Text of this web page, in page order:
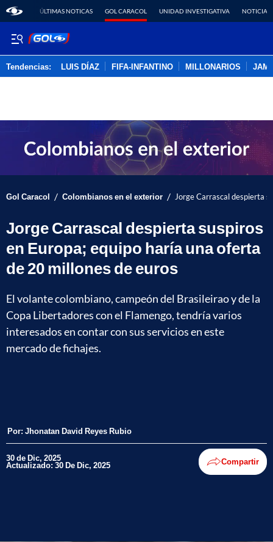
ÚLTIMAS NOTICAS GOL CARACOL UNIDAD INVESTIGATIVA NOTICIAS
Tendencias: LUIS DÍAZ FIFA-INFANTINO MILLONARIOS
Gol Caracol / Colombianos en el exterior / Jorge Carrascal despierta
Jorge Carrascal despierta suspiros
en Europa; equipo haría una oferta
de 20 millones de euros
El volante colombiano, campeón del Brasileirao y de la
Copa Libertadores con el Flamengo, tendría varios
interesados en contar con sus servicios en este
mercado de fichajes.
Por: Jhonatan David Reyes Rubio
30 de Dic, 2025
Actualizado: 30 De Dic, 2025 Compartir